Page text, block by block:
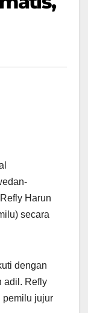
Harun
secara
dengan
adil. Refly
pemilu jujur